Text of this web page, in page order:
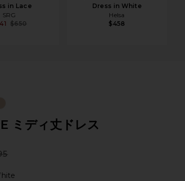
in Lace
SRG
$650
Dress in White
Helsa
$458
ミディ丈ドレス